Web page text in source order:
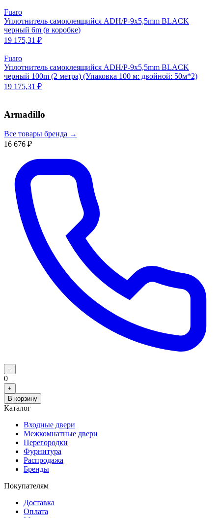
Fuaro
Уплотнитель самоклеящийся ADH/P-9x5,5mm BLACK
черный 6m (в коробке)
19 175,31 ₽
Fuaro
Уплотнитель самоклеящийся ADH/P-9x5,5mm BLACK
черный 100m (2 метра) (Упаковка 100 м: двойной: 50м*2)
19 175,31 ₽
Armadillo
Все товары бренда →
16 676 ₽
−
0
+
В корзину
Каталог
Входные двери
Межкомнатные двери
Перегородки
Фурнитура
Распродажа
Бренды
Покупателям
Доставка
Оплата